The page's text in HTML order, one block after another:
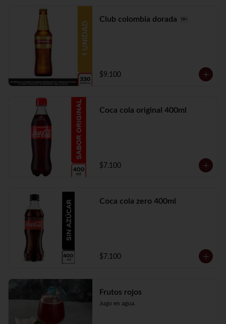
Club colombia dorada
$9.100
Coca cola original 400ml
$7.100
Coca cola zero 400ml
$7.100
Frutos rojos
Jugo en agua.